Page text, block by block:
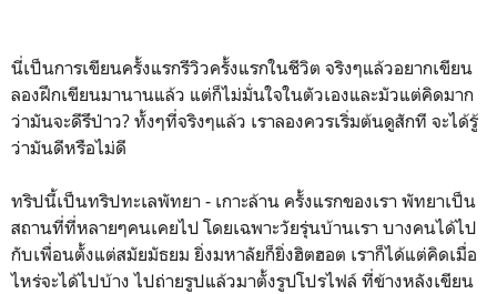
นี่เป็นการเขียนครั้งแรกรีวิวครั้งแรกในชีวิต จริงๆแล้วอยากเขียน
ลองฝึกเขียนมานานแล้ว แต่ก็ไม่มั่นใจในตัวเองและมัวแต่คิดมาก
ว่ามันจะดีรึป่าว? ทั้งๆที่จริงๆแล้ว เราลองควรเริ่มต้นดูสักที จะได้รู้
ว่ามันดีหรือไม่ดี
ทริปนี้เป็นทริปทะเลพัทยา - เกาะล้าน ครั้งแรกของเรา พัทยาเป็น
สถานที่ที่หลายๆคนเคยไป โดยเฉพาะวัยรุ่นบ้านเรา บางคนได้ไป
กับเพื่อนตั้งแต่สมัยมัธยม ยิ่งมหาลัยก็ยิ่งฮิตฮอต เราก็ได้แต่คิดเมื่อ
ไหร่จะได้ไปบ้าง ไปถ่ายรูปแล้วมาตั้งรูปโปรไฟล์ ที่ข้างหลังเขียน